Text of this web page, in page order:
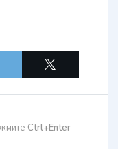
Ctrl+Enter